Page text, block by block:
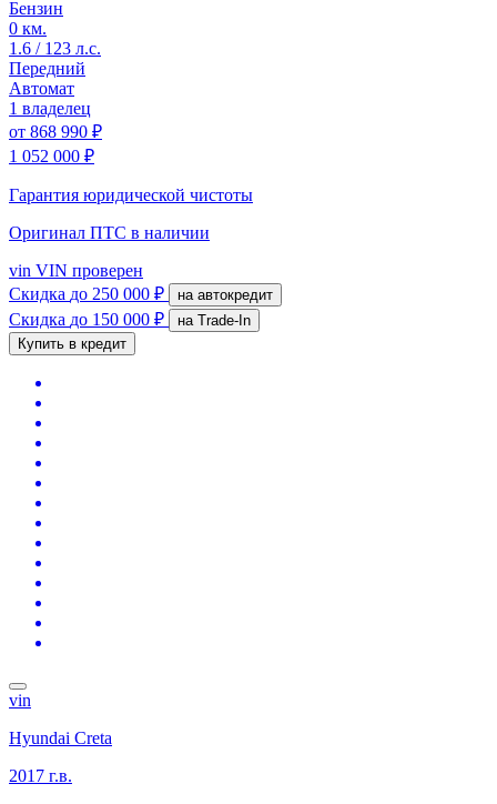
Бензин
0 км.
1.6 / 123 л.с.
Передний
Автомат
1 владелец
от 868 990 ₽
1 052 000 ₽
Гарантия юридической чистоты
Оригинал ПТС в наличии
vin VIN проверен
Скидка до 250 000 ₽ на автокредит
Скидка до 150 000 ₽
на Trade-In
Купить в кредит
vin
Hyundai Creta
2017 г.в.